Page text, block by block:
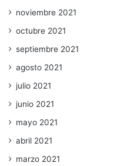
noviembre 2021
octubre 2021
septiembre 2021
agosto 2021
julio 2021
junio 2021
mayo 2021
abril 2021
marzo 2021